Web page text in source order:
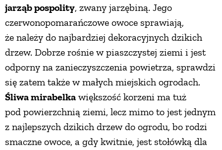
jarząb pospolity, zwany jarzębiną. Jego
czerwonopomarańczowe owoce sprawiają,
że należy do najbardziej dekoracyjnych dzikich
drzew. Dobrze rośnie w piaszczystej ziemi i jest
odporny na zanieczyszczenia powietrza, sprawdzi
się zatem także w małych miejskich ogrodach.
Śliwa mirabelka większość korzeni ma tuż
pod powierzchnią ziemi, lecz mimo to jest jednym
z najlepszych dzikich drzew do ogrodu, bo rodzi
smaczne owoce, a gdy kwitnie, jest stołówką dla